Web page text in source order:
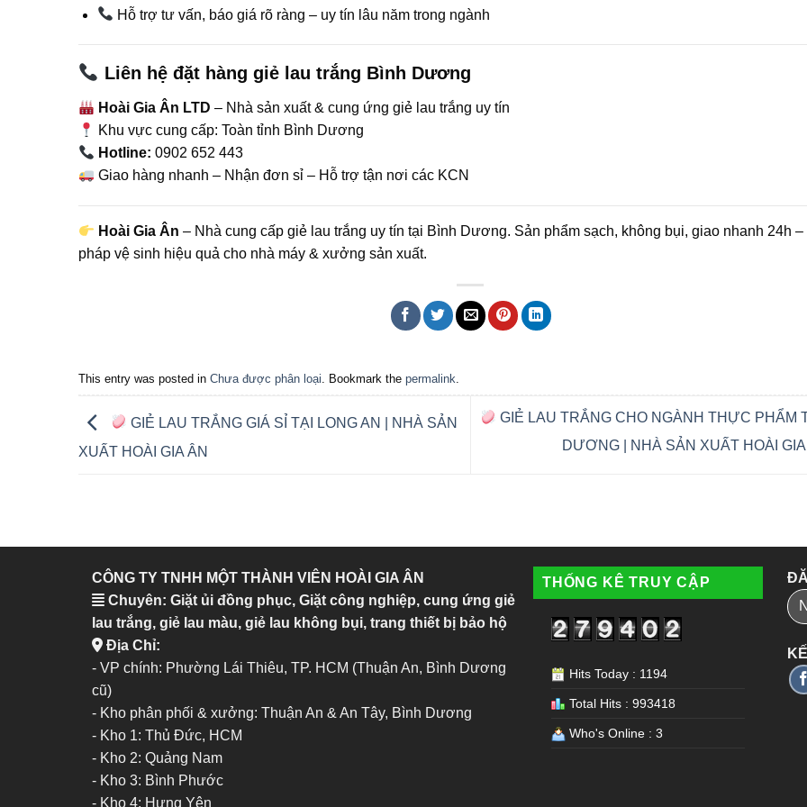
Hỗ trợ tư vấn, báo giá rõ ràng – uy tín lâu năm trong ngành
Liên hệ đặt hàng giẻ lau trắng Bình Dương
Hoài Gia Ân LTD – Nhà sản xuất & cung ứng giẻ lau trắng uy tín
Khu vực cung cấp: Toàn tỉnh Bình Dương
Hotline: 0902 652 443
Giao hàng nhanh – Nhận đơn sỉ – Hỗ trợ tận nơi các KCN
Hoài Gia Ân – Nhà cung cấp giẻ lau trắng uy tín tại Bình Dương. Sản phẩm sạch, không bụi, giao nhanh 24h –
pháp vệ sinh hiệu quả cho nhà máy & xưởng sản xuất.
This entry was posted in Chưa được phân loại . Bookmark the permalink
GIẺ LAU TRẮNG GIÁ SỈ TẠI LONG AN | NHÀ SẢN
XUẤT HOÀI GIA ÂN
GIẺ LAU TRẮNG CHO NGÀNH THỰC PHẨM
DƯƠNG | NHÀ SẢN XUẤT HOÀI
CÔNG TY TNHH MỘT THÀNH VIÊN HOÀI GIA ÂN
Chuyên: Giặt ủi đồng phục, Giặt công nghiệp, cung ứng giẻ
lau trắng, giẻ lau màu, giẻ lau không bụi, trang thiết bị bảo hộ
Địa Chỉ:
- VP chính: Phường Lái Thiêu, TP. HCM (Thuận An, Bình Dương
cũ)
- Kho phân phối & xưởng: Thuận An & An Tây, Bình Dương
- Kho 1: Thủ Đức, HCM
- Kho 2: Quảng Nam
- Kho 3: Bình Phước
- Kho 4: Hưng Yên
THỐNG KÊ TRUY CẬP
Hits Today : 1194
Total Hits : 993418
Who's Online : 3